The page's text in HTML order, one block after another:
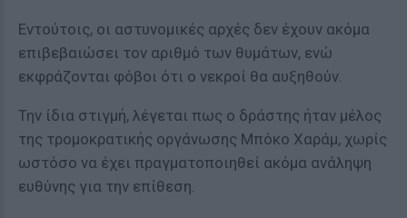
Εντούτοις, οι αστυνομικές αρχές δεν έχουν ακόμα
επιβεβαιώσει τον αριθμό των θυμάτων, ενώ
εκφράζονται φόβοι ότι ο νεκροί θα αυξηθούν.
Την ίδια στιγμή, λέγεται πως ο δράστης ήταν μέλος
της τρομοκρατικής οργάνωσης Μπόκο Χαράμ, χωρίς
ωστόσο να έχει πραγματοποιηθεί ακόμα ανάληψη
ευθύνης για την επίθεση.